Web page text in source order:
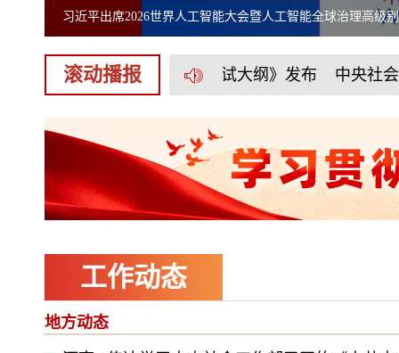
治理高级别会议开幕式
滚动播报
社会工作者职业资格考试大纲》发布 中央社会工作
工作动态
地方动态